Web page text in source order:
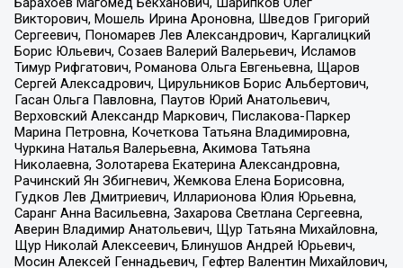
Викторович, Мошель Ирина Ароновна, Шведов Григорий
Сергеевич, Пономарев Лев Александрович, Каргалицкий
Борис Юльевич, Созаев Валерий Валерьевич, Исламов
Тимур Рифгатович, Романова Ольга Евгеньевна, Щаров
Сергей Алексадрович, Цирульников Борис Альбертович,
Гасан Ольга Павловна, Паутов Юрий Анатольевич,
Верховский Александр Маркович, Пислакова-Паркер
Марина Петровна, Кочеткова Татьяна Владимировна,
Чуркина Наталья Валерьевна, Акимова Татьяна
Николаевна, Золотарева Екатерина Александровна,
Рачинский Ян Збигневич, Жемкова Елена Борисовна,
Гудков Лев Дмитриевич, Илларионова Юлия Юрьевна,
Саранг Анна Васильевна, Захарова Светлана Сергеевна,
Аверин Владимир Анатольевич, Щур Татьяна Михайловна,
Щур Николай Алексеевич, Блинушов Андрей Юрьевич,
Мосин Алексей Геннадьевич, Гефтер Валентин Михайлович,